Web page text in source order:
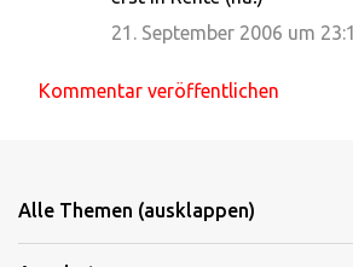
21. September 2006 um
Kommentar veröffentlichen
Alle Themen (ausklappen)